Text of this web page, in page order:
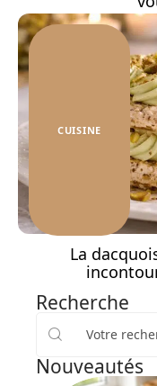
CUISINE
La
Recherche
Nouveautés